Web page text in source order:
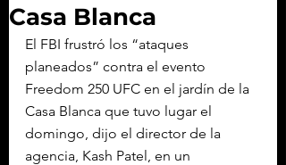
Casa Blanca
El FBI frustró los “ataques
planeados” contra el evento
Freedom 250 UFC en el jardín de la
Casa Blanca que tuvo lugar el
domingo, dijo el director de la
agencia, Kash Patel, en un